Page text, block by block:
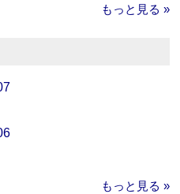
もっと見る »
もっと見る »